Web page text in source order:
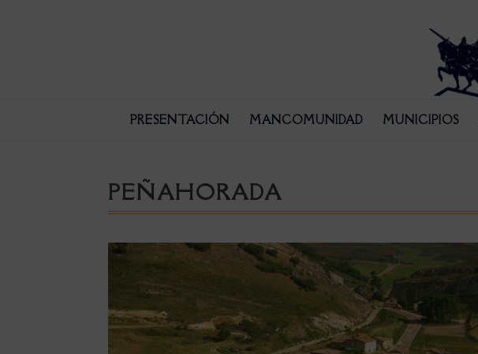
PRESENTACIÓN MANCOMUNIDAD MUNICIPIOS
PEÑAHORADA